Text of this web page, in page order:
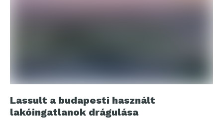
Lassult a budapesti használt
lakóingatlanok drágulása